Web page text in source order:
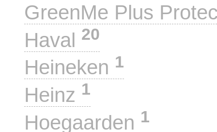
GreenMe Plus
Haval 20
Heineken 1
Heinz 1
Hoegaarden 1